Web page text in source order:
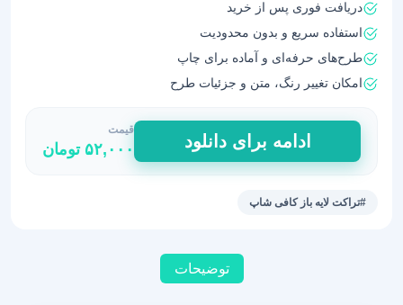
دریافت فوری پس از خرید
استفاده سریع و بدون محدودیت
طرح‌های حرفه‌ای و آماده برای چاپ
امکان تغییر رنگ، متن و جزئیات طرح
طرح
بنر
کافی
شاپ
ادامه برای دانلود
قیمت
۵۲,۰۰۰ تومان
#تراکت لایه باز کافی شاپ
توضیحات